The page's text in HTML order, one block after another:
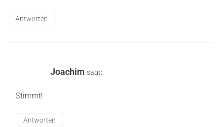
Antworten
Joachim sagt:
Stimmt!
Antworten